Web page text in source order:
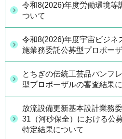
令和8(2026)年度労働環境等
ついて
令和8(2026)年度宇宙ビジネ
施業務委託公募型プロポー
とちぎの伝統工芸品パンフ
型プロポーザルの審査結果
放流設備更新基本設計業務
31（河砂保全）における公
特定結果について